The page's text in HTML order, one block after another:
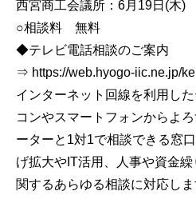
西宮商工会議所：6月19日(木)
○相談料 無料
◆テレビ電話相談のご案内
⇒ https://web.hyogo-iic.ne.jp/
インターネット回線を利用し
コンやスマートフォンからよ
ーターと1対1で相談できる窓
げ拡大やIT活用、人事や資金
関するあらゆる相談に対応しま